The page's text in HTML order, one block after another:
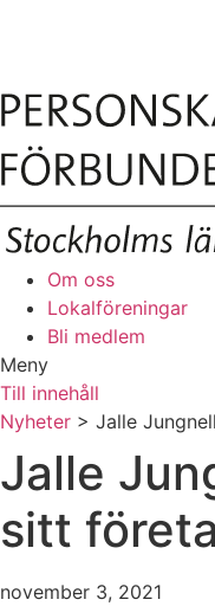
Om oss
Lokalföreningar
Bli medlem
Meny
Till innehåll
Nyheter > Jalle
Jalle
sitt
november 3, 2021